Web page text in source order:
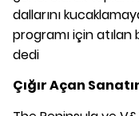
dallarını
programı için atılan
dedi
Çığır Açan